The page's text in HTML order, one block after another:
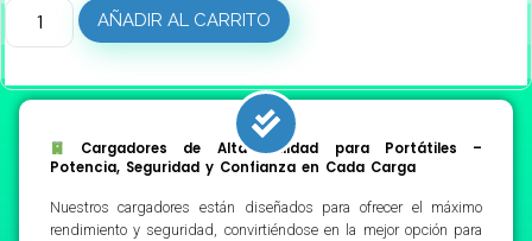
AÑADIR AL CARRITO
Cargadores de Alta Calidad para Portátiles –
Potencia, Seguridad y Confianza en Cada Carga
Nuestros cargadores están diseñados para ofrecer el máximo
rendimiento y seguridad, convirtiéndose en la mejor opción para